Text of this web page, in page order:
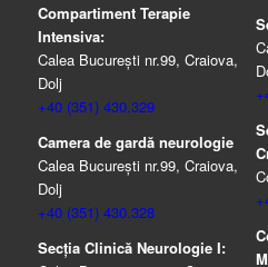
Compartiment Terapie
Intensiva:
Calea București nr.99, Craiova,
Dolj
+40 (351) 430.329
Camera de gardă neurologie
Calea București nr.99, Craiova,
Dolj
+40 (351) 430.328
Secția Clinică Neurologie I: